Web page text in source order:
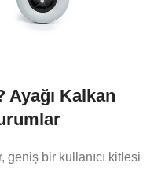
Kalkan
bir kullanıcı kitlesi